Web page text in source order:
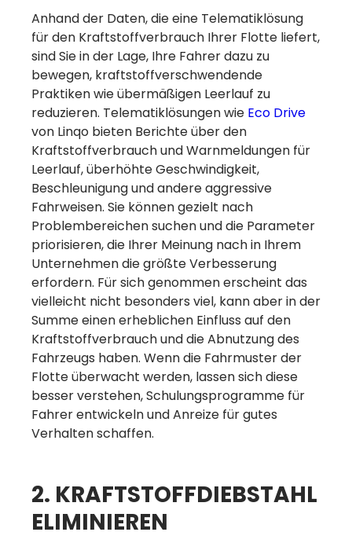
Anhand der Daten, die eine Telematiklösung
für den Kraftstoffverbrauch Ihrer Flotte liefert,
sind Sie in der Lage, Ihre Fahrer dazu zu
bewegen, kraftstoffverschwendende
Praktiken wie übermäßigen Leerlauf zu
reduzieren. Telematiklösungen wie Eco Drive
von Linqo bieten Berichte über den
Kraftstoffverbrauch und Warnmeldungen für
Leerlauf, überhöhte Geschwindigkeit,
Beschleunigung und andere aggressive
Fahrweisen. Sie können gezielt nach
Problembereichen suchen und die Parameter
priorisieren, die Ihrer Meinung nach in Ihrem
Unternehmen die größte Verbesserung
erfordern. Für sich genommen erscheint das
vielleicht nicht besonders viel, kann aber in der
Summe einen erheblichen Einfluss auf den
Kraftstoffverbrauch und die Abnutzung des
Fahrzeugs haben. Wenn die Fahrmuster der
Flotte überwacht werden, lassen sich diese
besser verstehen, Schulungsprogramme für
Fahrer entwickeln und Anreize für gutes
Verhalten schaffen.
2. KRAFTSTOFFDIEBSTAHL
ELIMINIEREN